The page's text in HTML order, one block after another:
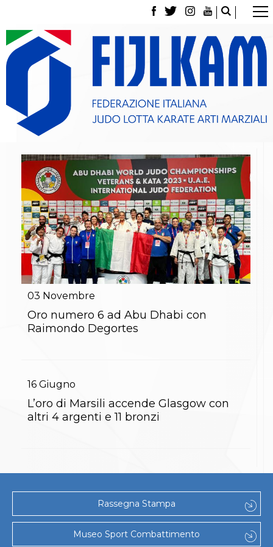
La Federazione
Tesseramento
Contatti
Norme e modulistica Affiliazioni e Tesseramenti
Classifica Società Sportive con più di 100 atleti
tesserati
Gare e Risultati
Archivio eventi
Dove siamo
Media
Partners
Trasparenza
Judo
La disciplina
News
Attività Didattica
Gare e Risultati
Albi Federali
Lotta
La disciplina
News
La disciplina
News
Gare e Risultati
Sumo
Capoeira
Grappling
BJJ
Pancrazio/Pankration
03 Novembre
Oro numero 6 ad Abu Dhabi con
Raimondo Degortes
16 Giugno
L’oro di Marsili accende Glasgow con
altri 4 argenti e 11 bronzi
Rassegna Stampa
Museo Sport Combattimento